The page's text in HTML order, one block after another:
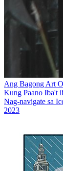
Ang Bagong Art
Kung Paano Iba't
Nag-navigate sa
2023